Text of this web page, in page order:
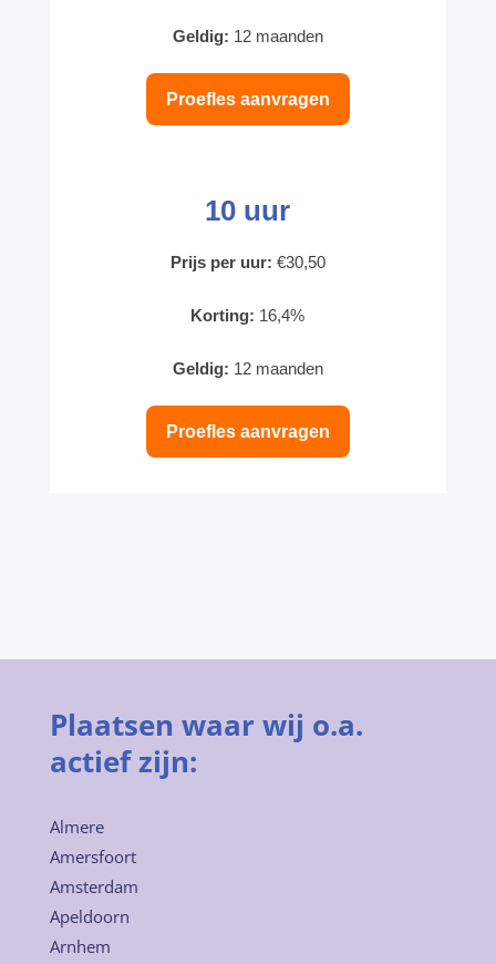
Geldig: 12 maanden
Proefles aanvragen
10 uur
Prijs per uur: €30,50
Korting: 16,4%
Geldig: 12 maanden
Proefles aanvragen
Plaatsen waar wij o.a.
actief zijn:
Almere
Amersfoort
Amsterdam
Apeldoorn
Arnhem